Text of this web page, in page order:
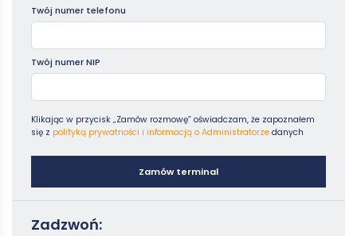
Twój numer telefonu
Twój numer NIP
Klikając w przycisk „Zamów rozmowę” oświadczam, że zapoznałem
się z polityką prywatności i informacją o Administratorze danych
Zamów terminal
Zadzwoń: